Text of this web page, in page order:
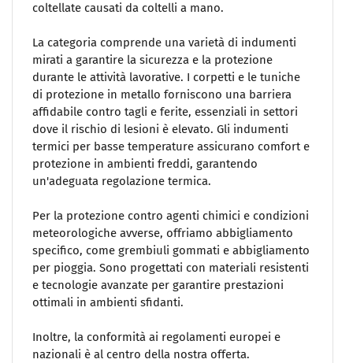
coltellate causati da coltelli a mano.
La categoria comprende una varietà di indumenti
mirati a garantire la sicurezza e la protezione
durante le attività lavorative. I corpetti e le tuniche
di protezione in metallo forniscono una barriera
affidabile contro tagli e ferite, essenziali in settori
dove il rischio di lesioni è elevato. Gli indumenti
termici per basse temperature assicurano comfort e
protezione in ambienti freddi, garantendo
un'adeguata regolazione termica.
Per la protezione contro agenti chimici e condizioni
meteorologiche avverse, offriamo abbigliamento
specifico, come grembiuli gommati e abbigliamento
per pioggia. Sono progettati con materiali resistenti
e tecnologie avanzate per garantire prestazioni
ottimali in ambienti sfidanti.
Inoltre, la conformità ai regolamenti europei e
nazionali è al centro della nostra offerta.